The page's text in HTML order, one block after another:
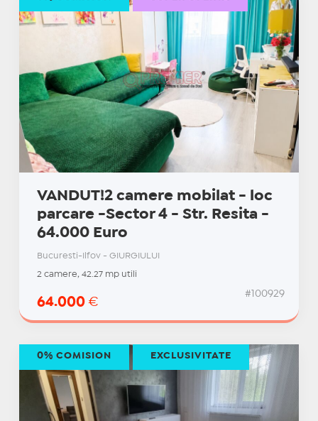
VANDUT!2 camere mobilat - loc
parcare -Sector 4 - Str. Resita -
64.000 Euro
Bucuresti-Ilfov - GIURGIULUI
2 camere, 42.27 mp utili
64.000 €
#100929
0% COMISION EXCLUSIVITATE